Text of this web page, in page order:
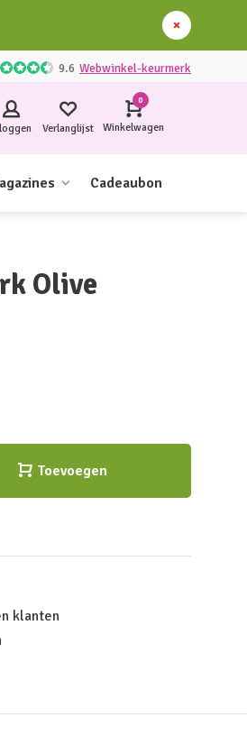
9.6 Webwinkel-keurmerk
Verlanglijst
0
Winkelwagen
Cadeaubon
Olive
Toevoegen
klanten